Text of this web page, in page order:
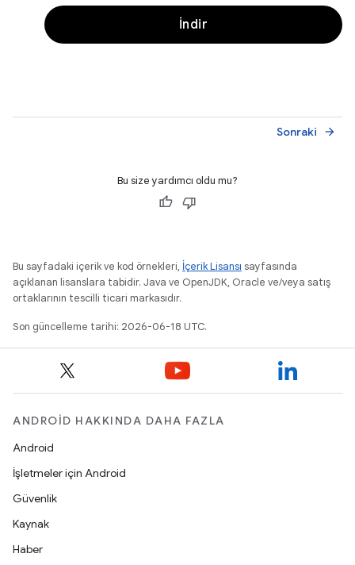
İndir
Sonraki arrow_forward
Bu size yardımcı oldu mu?
Bu sayfadaki içerik ve kod örnekleri, İçerik Lisansı sayfasında
açıklanan lisanslara tabidir. Java ve OpenJDK, Oracle ve/veya satış
ortaklarının tescilli ticari markasıdır.
Son güncelleme tarihi: 2026-06-18 UTC.
ANDROID HAKKINDA DAHA FAZLA
Android
İşletmeler için Android
Güvenlik
Kaynak
Haber